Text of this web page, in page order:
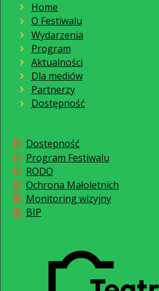
Home
O Festiwalu
Wydarzenia
Program
Aktualności
Dla mediów
Partnerzy
Dostępność
Dostępność
Program Festiwalu
RODO
Ochrona Małoletnich
Monitoring wizyjny
BIP